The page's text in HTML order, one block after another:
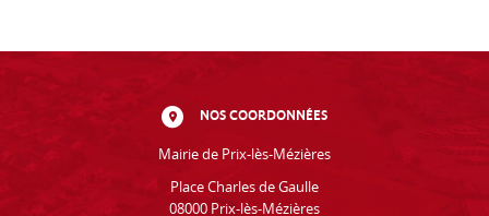
NOS COORDONNÉES
Mairie de Prix-lès-Mézières
Place Charles de Gaulle
08000 Prix-lès-Mézières